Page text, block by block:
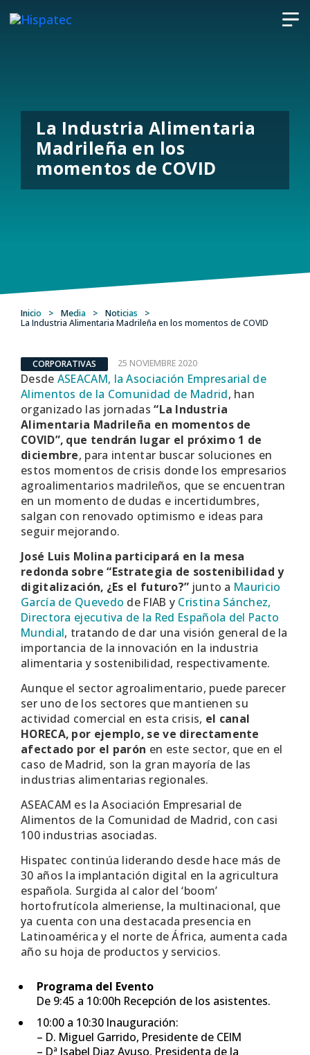
La Industria Alimentaria
Madrileña en los
momentos de COVID
Inicio > Media > Noticias
>
La Industria Alimentaria Madrileña en los momentos de COVID
CORPORATIVAS 25 NOVIEMBRE 2020
Desde ASEACAM, la Asociación Empresarial de
Alimentos de la Comunidad de Madrid, han
organizado las jornadas “La Industria
Alimentaria Madrileña en momentos de
COVID”, que tendrán lugar el próximo 1 de
diciembre, para intentar buscar soluciones en
estos momentos de crisis donde los empresarios
agroalimentarios madrileños, que se encuentran
en un momento de dudas e incertidumbres,
salgan con renovado optimismo e ideas para
seguir mejorando.
José Luis Molina participará en la mesa
redonda sobre “Estrategia de sostenibilidad y
digitalización, ¿Es el futuro?” junto a Mauricio
García de Quevedo de FIAB y Cristina Sánchez,
Directora ejecutiva de la Red Española del Pacto
Mundial, tratando de dar una visión general de la
importancia de la innovación en la industria
alimentaria y sostenibilidad, respectivamente.
Aunque el sector agroalimentario, puede parecer
ser uno de los sectores que mantienen su
actividad comercial en esta crisis, el canal
HORECA, por ejemplo, se ve directamente
afectado por el parón en este sector, que en el
caso de Madrid, son la gran mayoría de las
industrias alimentarias regionales.
ASEACAM es la Asociación Empresarial de
Alimentos de la Comunidad de Madrid, con casi
100 industrias asociadas.
Hispatec continúa liderando desde hace más de
30 años la implantación digital en la agricultura
española. Surgida al calor del ‘boom’
hortofrutícola almeriense, la multinacional, que
ya cuenta con una destacada presencia en
Latinoamérica y el norte de África, aumenta cada
año su hoja de productos y servicios.
Programa del Evento
De 9:45 a 10:00h Recepción de los asistentes.
10:00 a 10:30 Inauguración:
– D. Miguel Garrido, Presidente de CEIM
– Dª Isabel Diaz Ayuso, Presidenta de la